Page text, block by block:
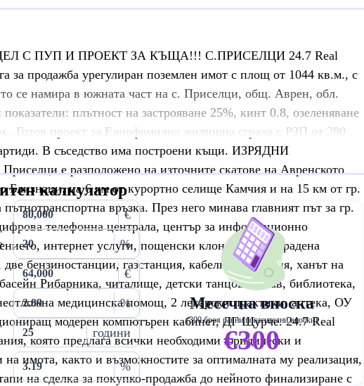
С ПУП И ПРОЕКТ ЗА КЪЩА!!! С.ПРИСЕЛЦИ 24.7 Real
за продажба урегулиран поземлен имот с площ от 1044 кв.м., с
се намира в южната част на с. Приселци, общ. Аврен, обл.
плътност на застрояване 25%, кинт 0.8, озеленяване
Готов проект за Еднофамилна жилищна сграда с РЗП от 280
В съседство има построени къщи. ИЗРЯДНИ
е разположено на източните скатове на Авренското
Близнаци, на 6 км от курортно селище Камчия и на 15 км от гр.
връзка. През него минава главният път за гр.
телефонна централа, център за информационно
интернет услуги, пощенски клон, добре изградена
бензиностанции, газстанция, кабелна телевизия, ханът на
Рибарника, читалище, детски танцов състав, библиотека,
медицинска помощ, 2 лекарски практики, аптека, ОУ
модерен компютърен кабинет, ДГ Щурче. 24.7 Real
която предлага всички необходими юридически и
на имота, както и възможностите за оптималната му реализация,
на сделка за покупко-продажба до нейното финализиране с
калкулатор
€
%
€
%
години
%
Месечна вноска
(300 броя равни погасителни вноски)
€300